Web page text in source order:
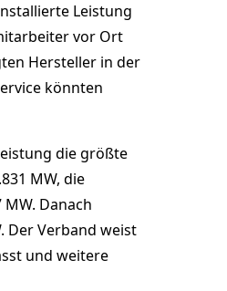
Leistung
vor Ort
Hersteller in der
könnten
die größte
MW, die
Danach
Der Verband weist
und weitere